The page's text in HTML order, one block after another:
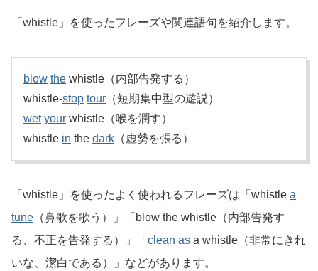
「whistle」を使ったフレーズや関連語句を紹介します。
blow the whistle（内部告発する）
whistle-stop tour （短期集中型の遊説）
wet your whistle（喉を潤す）
whistle in the dark （虚勢を張る）
「whistle」を使ったよく使われるフレーズは「whistle a
tune （鼻歌を歌う）」「blow the whistle（内部告発す
る、不正を告発する）」「 clean as a whistle（非常にきれ
いな、潔白である）」などがあります。